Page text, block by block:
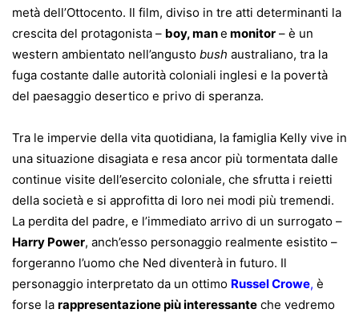
metà dell’Ottocento. Il film, diviso in tre atti determinanti la
crescita del protagonista – boy, mane monitor – è un
western ambientato nell’angusto bush australiano, tra la
fuga costante dalle autorità coloniali inglesi e la povertà
del paesaggio desertico e privo di speranza.
Tra le impervie della vita quotidiana, la famiglia Kelly vive in
una situazione disagiata e resa ancor più tormentata dalle
continue visite dell’esercito coloniale, che sfrutta i reietti
della società e si approfitta di loro nei modi più tremendi.
La perdita del padre, e l’immediato arrivo di un surrogato –
Harry Power, anch’esso personaggio realmente esistito –
forgeranno l’uomo che Ned diventerà in futuro. Il
personaggio interpretato da un ottimo Russel Crowe, è
forse la rappresentazione più interessante che vedremo